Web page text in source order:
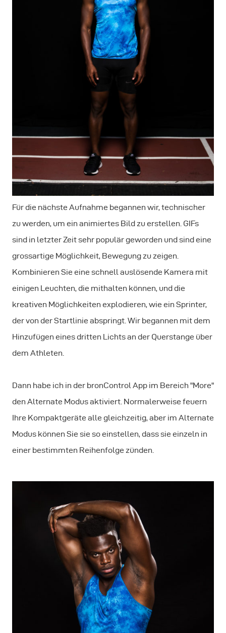
Für die nächste Aufnahme begannen wir, technischer
zu werden, um ein animiertes Bild zu erstellen. GIFs
sind in letzter Zeit sehr populär geworden und sind eine
grossartige Möglichkeit, Bewegung zu zeigen.
Kombinieren Sie eine schnell auslösende Kamera mit
einigen Leuchten, die mithalten können, und die
kreativen Möglichkeiten explodieren, wie ein Sprinter,
der von der Startlinie abspringt. Wir begannen mit dem
Hinzufügen eines dritten Lichts an der Querstange über
dem Athleten.
Dann habe ich in der bronControl App im Bereich "More"
den Alternate Modus aktiviert. Normalerweise feuern
Ihre Kompaktgeräte alle gleichzeitig, aber im Alternate
Modus können Sie sie so einstellen, dass sie einzeln in
einer bestimmten Reihenfolge zünden.